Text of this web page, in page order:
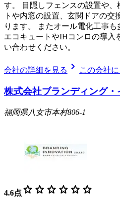
す。 目隠しフェンスの設置や、
トや内窓の設置、玄関ドアの交
ります。 またオール電化工事も
エコキュートやIHコンロの導入
い合わせください。
会社の詳細を見る chevron_right この会社
株式会社ブランディング・
福岡県八女市本村806-1
4.6点 star star star star star star